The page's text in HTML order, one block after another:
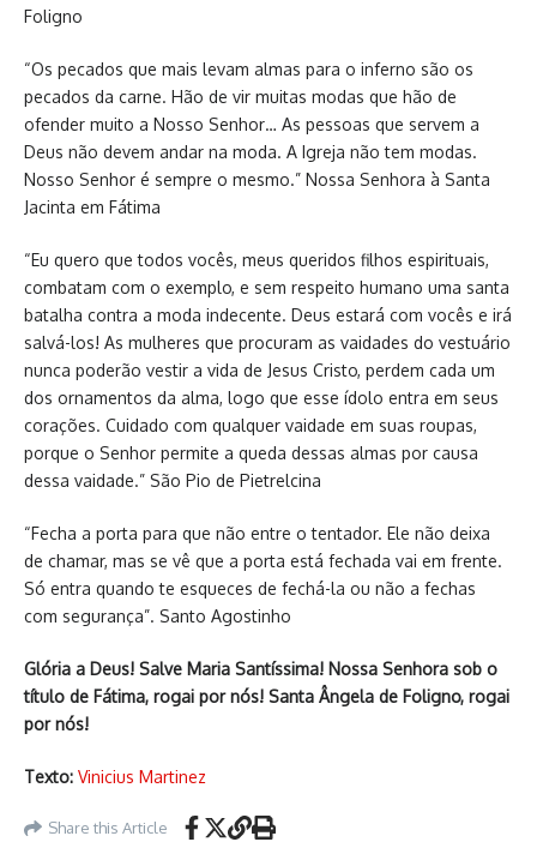
Foligno
“Os pecados que mais levam almas para o inferno são os
pecados da carne. Hão de vir muitas modas que hão de
ofender muito a Nosso Senhor… As pessoas que servem a
Deus não devem andar na moda. A Igreja não tem modas.
Nosso Senhor é sempre o mesmo.” Nossa Senhora à Santa
Jacinta em Fátima
“Eu quero que todos vocês, meus queridos filhos espirituais,
combatam com o exemplo, e sem respeito humano uma santa
batalha contra a moda indecente. Deus estará com vocês e irá
salvá-los! As mulheres que procuram as vaidades do vestuário
nunca poderão vestir a vida de Jesus Cristo, perdem cada um
dos ornamentos da alma, logo que esse ídolo entra em seus
corações. Cuidado com qualquer vaidade em suas roupas,
porque o Senhor permite a queda dessas almas por causa
dessa vaidade.” São Pio de Pietrelcina
“Fecha a porta para que não entre o tentador. Ele não deixa
de chamar, mas se vê que a porta está fechada vai em frente.
Só entra quando te esqueces de fechá-la ou não a fechas
com segurança”. Santo Agostinho
Glória a Deus! Salve Maria Santíssima! Nossa Senhora sob o
título de Fátima, rogai por nós! Santa Ângela de Foligno, rogai
por nós!
Texto: Vinicius Martinez
Share this Article